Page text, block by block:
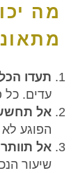
מה
תעדו
עדים.
אל
הפוגע לא
אל
שיעור